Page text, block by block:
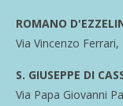
ROMANO
Via Vincenzo Ferrari,
S. GIUSEPPE DI
Via Papa Giovanni